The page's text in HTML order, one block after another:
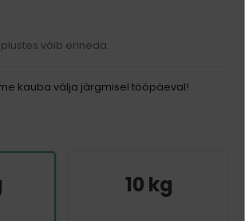
võib erineda.
kauba välja järgmisel tööpäeval!
10 kg